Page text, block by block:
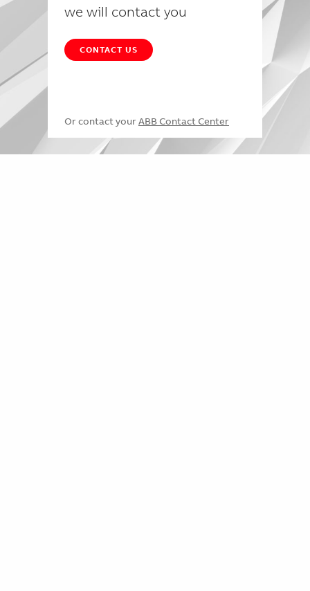
we will contact you
CONTACT US
Or contact your ABB Contact Center